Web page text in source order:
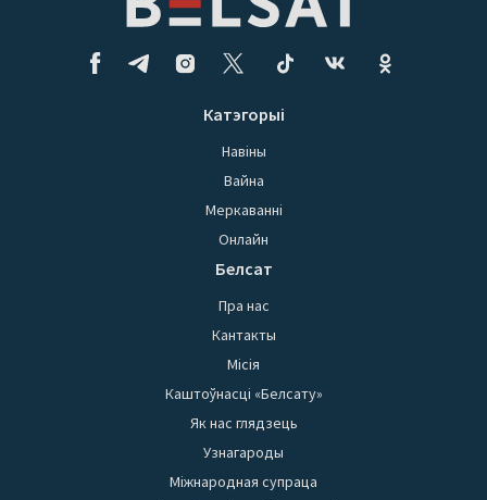
Катэгорыі
Навіны
Вайна
Меркаванні
Онлайн
Белсат
Пра нас
Кантакты
Місія
Каштоўнасці «Белсату»
Як нас глядзець
Узнагароды
Міжнародная супраца